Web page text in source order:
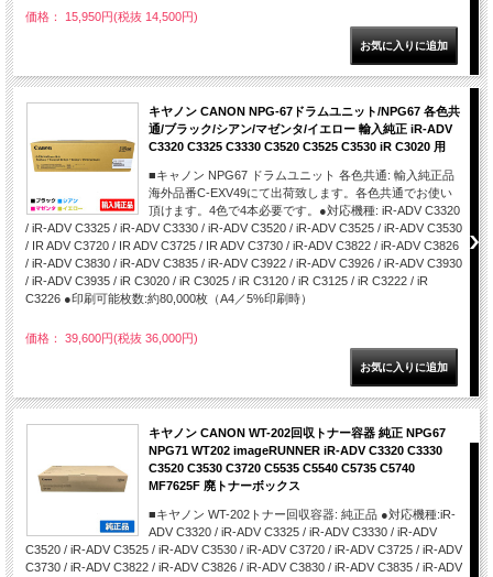
価格： 15,950円(税抜 14,500円)
キヤノン CANON NPG-67ドラムユニット/NPG67 各色共
通/ブラック/シアン/マゼンタ/イエロー 輸入純正 iR-ADV
C3320 C3325 C3330 C3520 C3525 C3530 iR C3020 用
■キャノン NPG67 ドラムユニット 各色共通: 輸入純正品
海外品番C-EXV49にて出荷致します。各色共通でお使い
頂けます。4色で4本必要です。●対応機種: iR-ADV C3320
/ iR-ADV C3325 / iR-ADV C3330 / iR-ADV C3520 / iR-ADV C3525 / iR-ADV C3530
/ IR ADV C3720 / IR ADV C3725 / IR ADV C3730 / iR-ADV C3822 / iR-ADV C3826
/ iR-ADV C3830 / iR-ADV C3835 / iR-ADV C3922 / iR-ADV C3926 / iR-ADV C3930
/ iR-ADV C3935 / iR C3020 / iR C3025 / iR C3120 / iR C3125 / iR C3222 / iR
C3226 ●印刷可能枚数:約80,000枚（A4／5%印刷時）
価格： 39,600円(税抜 36,000円)
キヤノン CANON WT-202回収トナー容器 純正 NPG67
NPG71 WT202 imageRUNNER iR-ADV C3320 C3330
C3520 C3530 C3720 C5535 C5540 C5735 C5740
MF7625F 廃トナーボックス
■キヤノン WT-202トナー回収容器: 純正品 ●対応機種:iR-
ADV C3320 / iR-ADV C3325 / iR-ADV C3330 / iR-ADV
C3520 / iR-ADV C3525 / iR-ADV C3530 / iR-ADV C3720 / iR-ADV C3725 / iR-ADV
C3730 / iR-ADV C3822 / iR-ADV C3826 / iR-ADV C3830 / iR-ADV C3835 / iR-ADV